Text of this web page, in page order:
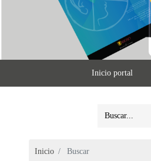
Inicio portal
Inicio Buscar